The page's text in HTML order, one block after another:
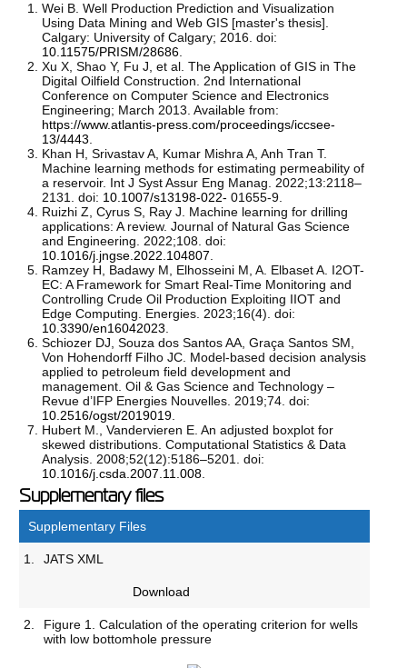
Wei B. Well Production Prediction and Visualization
Using Data Mining and Web GIS [master's thesis].
Calgary: University of Calgary; 2016. doi:
10.11575/PRISM/28686
Xu X, Shao Y, Fu J, et al. The Application of GIS in The
Digital Oilfield Construction. 2nd International
Conference on Computer Science and Electronics
Engineering; March 2013. Available from:
https://www.atlantis-press.com/proceedings/iccsee-
13/4443
Khan H, Srivastav A, Kumar Mishra A, Anh Tran T.
Machine learning methods for estimating permeability of
a reservoir. Int J Syst Assur Eng Manag. 2022;13:2118–
2131. doi: 10.1007/s13198-022- 01655-9.
Ruizhi Z, Cyrus S, Ray J. Machine learning for drilling
applications: A review. Journal of Natural Gas Science
and Engineering. 2022;108. doi:
10.1016/j.jngse.2022.104807
Ramzey H, Badawy M, Elhosseini M, A. Elbaset A. I2OT-
EC: A Framework for Smart Real-Time Monitoring and
Controlling Crude Oil Production Exploiting IIOT and
Edge Computing. Energies. 2023;16(4). doi:
10.3390/en16042023
Schiozer DJ, Souza dos Santos AA, Graça Santos SM,
Von Hohendorff Filho JC. Model-based decision analysis
applied to petroleum field development and
management. Oil & Gas Science and Technology –
Revue d’IFP Energies Nouvelles. 2019;74. doi:
10.2516/ogst/2019019
Hubert M., Vandervieren E. An adjusted boxplot for
skewed distributions. Computational Statistics & Data
Analysis. 2008;52(12):5186–5201. doi:
10.1016/j.csda.2007.11.008
Supplementary files
Supplementary Files
1. JATS XML
Download
2.
Figure 1. Calculation of the operating criterion for wells
with low bottomhole pressure